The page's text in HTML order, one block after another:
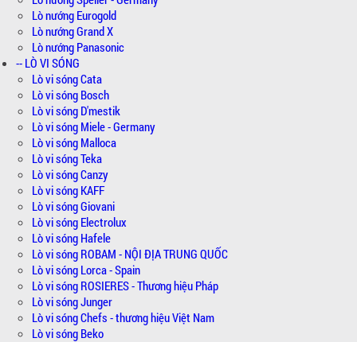
Lò nướng Eurogold
Lò nướng Grand X
Lò nướng Panasonic
-- LÒ VI SÓNG
Lò vi sóng Cata
Lò vi sóng Bosch
Lò vi sóng D'mestik
Lò vi sóng Miele - Germany
Lò vi sóng Malloca
Lò vi sóng Teka
Lò vi sóng Canzy
Lò vi sóng KAFF
Lò vi sóng Giovani
Lò vi sóng Electrolux
Lò vi sóng Hafele
Lò vi sóng ROBAM - NỘI ĐỊA TRUNG QUỐC
Lò vi sóng Lorca - Spain
Lò vi sóng ROSIERES - Thương hiệu Pháp
Lò vi sóng Junger
Lò vi sóng Chefs - thương hiệu Việt Nam
Lò vi sóng Beko